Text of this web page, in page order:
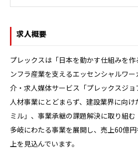
求人概要
プレックスは「日本を動かす仕組みを
ンフラ産業を支えるエッセンシャルワ
介・求人媒体サービス「プレックスジョ
人材事業にとどまらず、建設業界に向け
ミル」、事業承継の課題解決に取り組む
多岐にわたる事業を展開し、売上60億
上を見込んでいます。